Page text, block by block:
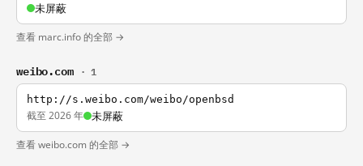
未屏蔽
查看 marc.info 的全部 →
weibo.com · 1
http://s.weibo.com/weibo/openbsd
截至 2026 年 未屏蔽
查看 weibo.com 的全部 →